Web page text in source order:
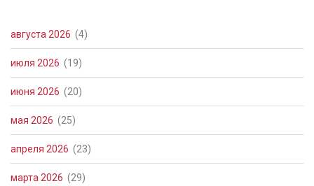
августа 2026 (4)
июля 2026 (19)
июня 2026 (20)
мая 2026 (25)
апреля 2026 (23)
марта 2026 (29)